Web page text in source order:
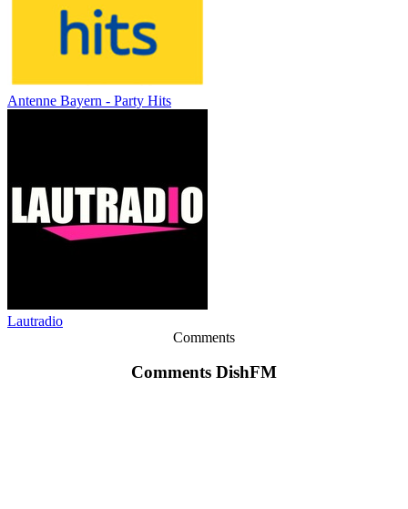
Antenne Bayern - Party Hits
Lautradio
Comments
Comments DishFM